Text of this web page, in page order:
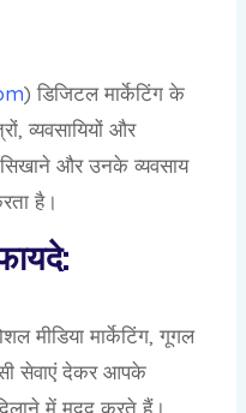
) डिजिटल मार्केटिंग के
व्यवसायियों और
और उनके व्यवसाय
है।
मीडिया मार्केटिंग, गूगल
सेवाएं देकर आपके
में मदद करते हैं।